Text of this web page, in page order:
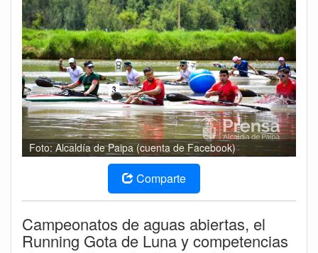
Foto: Alcaldía de Paipa (cuenta de Facebook)
Comparte
Campeonatos de aguas abiertas, el
Running Gota de Luna y competencias